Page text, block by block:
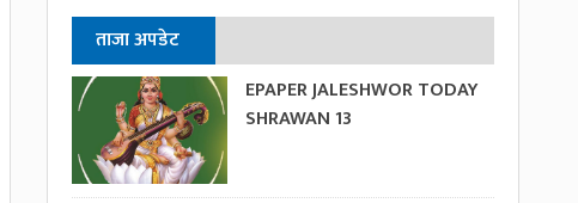
ताजा अपडेट
EPAPER JALESHWOR TODAY
SHRAWAN 13